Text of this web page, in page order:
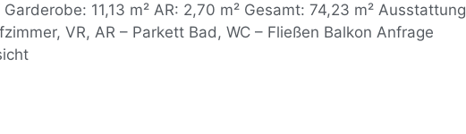
11,13 m² AR: 2,70 m² Gesamt: 74,23 m² Ausstattung
VR, AR – Parkett Bad, WC – Fließen Balkon Anfrage